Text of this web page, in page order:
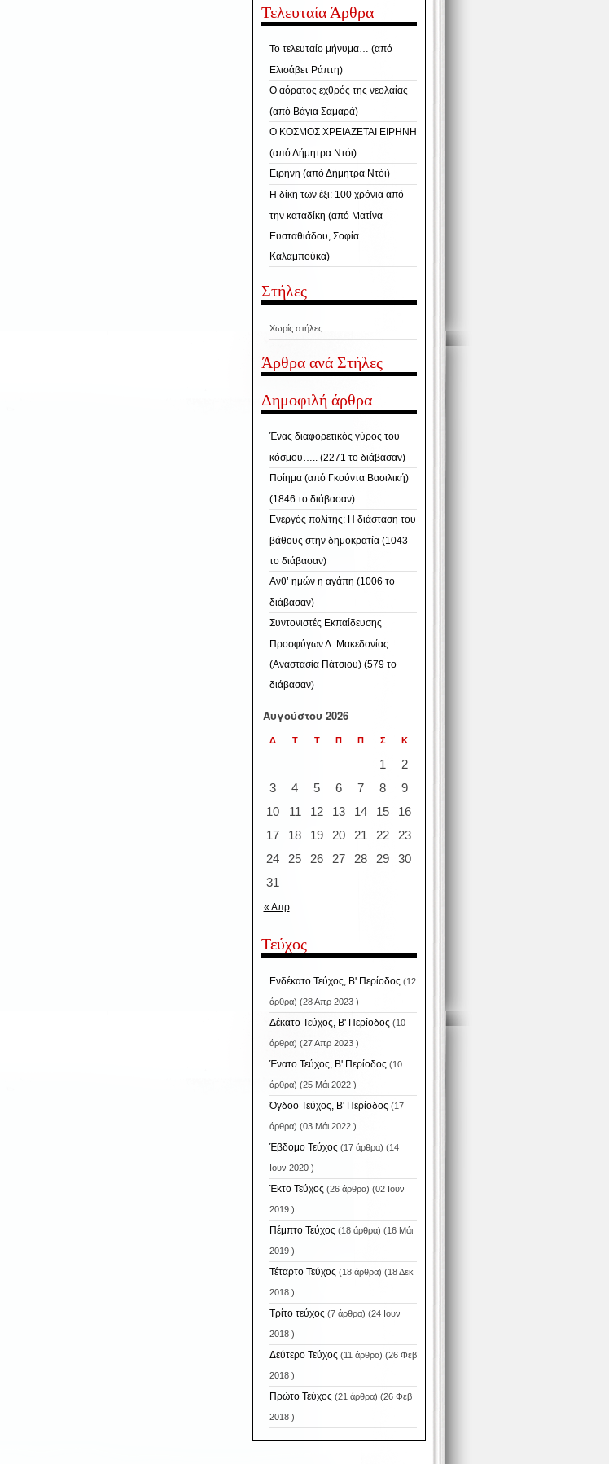
Τελευταία Άρθρα
Το τελευταίο μήνυμα… (από
Ελισάβετ Ράπτη)
Ο αόρατος εχθρός της νεολαίας
(από Βάγια Σαμαρά)
Ο ΚΟΣΜΟΣ ΧΡΕΙΑΖΕΤΑΙ ΕΙΡΗΝΗ
(από Δήμητρα Ντόι)
Ειρήνη (από Δήμητρα Ντόι)
Η δίκη των έξι: 100 χρόνια από
την καταδίκη (από Ματίνα
Ευσταθιάδου, Σοφία
Καλαμπούκα)
Στήλες
Χωρίς στήλες
Άρθρα ανά Στήλες
Δημοφιλή άρθρα
Ένας διαφορετικός γύρος του
κόσμου….. (2271 το διάβασαν)
Ποίημα (από Γκούντα Βασιλική)
(1846 το διάβασαν)
Ενεργός πολίτης: Η διάσταση του
βάθους στην δημοκρατία (1043
το διάβασαν)
Ανθ’ ημών η αγάπη (1006 το
διάβασαν)
Συντονιστές Εκπαίδευσης
Προσφύγων Δ. Μακεδονίας
(Αναστασία Πάτσιου) (579 το
διάβασαν)
Αυγούστου 2026
Δ Τ Τ Π Π Σ Κ
« Απρ
1
2
3
4 5 6 7 8
9
10
11 12 13 14 15
16
17
18 19 20 21 22
23
24
25 26 27 28 29
30
31
Τεύχος
Ενδέκατο Τεύχος, Β' Περίοδος (12
άρθρα) (28 Απρ 2023 )
Δέκατο Τεύχος, Β' Περίοδος (10
άρθρα) (27 Απρ 2023 )
Ένατο Τεύχος, Β' Περίοδος (10
άρθρα) (25 Μάι 2022 )
Όγδοο Τεύχος, Β' Περίοδος (17
άρθρα) (03 Μάι 2022 )
Έβδομο Τεύχος (17 άρθρα) (14
Ιουν 2020 )
Έκτο Τεύχος (26 άρθρα) (02 Ιουν
2019 )
Πέμπτο Τεύχος (18 άρθρα) (16 Μάι
2019 )
Τέταρτο Τεύχος (18 άρθρα) (18 Δεκ
2018 )
Τρίτο τεύχος (7 άρθρα) (24 Ιουν
2018 )
Δεύτερο Τεύχος (11 άρθρα) (26 Φεβ
2018 )
Πρώτο Τεύχος (21 άρθρα) (26 Φεβ
2018 )